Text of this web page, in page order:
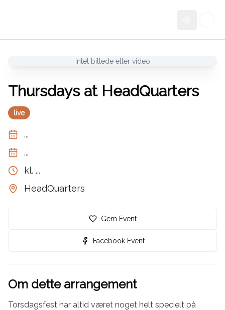
Intet billede eller video
Thursdays at HeadQuarters
live
...
...
kl. ...
HeadQuarters
Gem Event
Facebook Event
Om dette arrangement
Torsdagsfest har altid været noget helt specielt på